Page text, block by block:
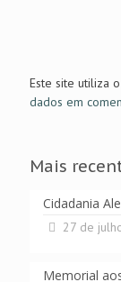
Este site utiliza
dados em
Mais
Cidadania
27 de
Memorial